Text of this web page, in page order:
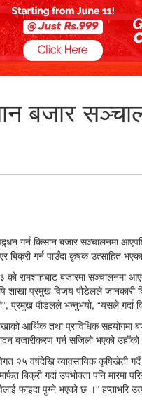
बजार
गर्न किसान बजार सञ्चालनमा
गर्न पाउँदा कृषक उत्साहित
को रामशाहघाट बजारमा सञ्चालनमा
शाखा प्रमुख विजय पौडेलले जानकारी
प्रमुख पौडलले भन्नुभयो, “यसले
आर्थिक तथा प्राविधिक
बजारीकरण गर्न सजिलो भएको
२५ वर्षदेखि व्यावसायिक कृषिखेती
बिक्री गर्दा उपभोक्ता पनि मारमा
फाइदा पुग्ने भएको छ ।” हप्ताभरि